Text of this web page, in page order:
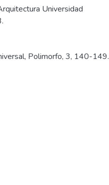
Universidad
Polimorfo, 3, 140-149.